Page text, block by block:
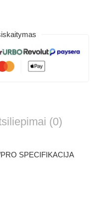
(0)
SPECIFIKACIJA